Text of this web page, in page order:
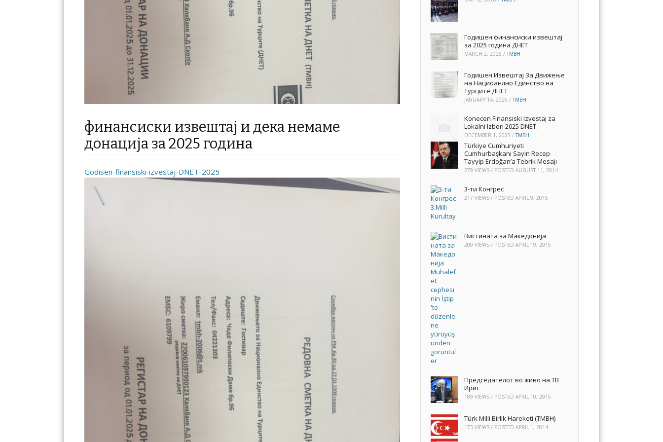
финансиски извештај и дека немаме
донација за 2025 година
Godisen-finansiski-izvestaj-DNET-2025
Годишен финансиски извештај
за 2025 година ДНЕТ
MARCH 2, 2026 /TMBH
Годишен Извештај За Движење
на Нациоанлно Единство на
Турците ДНЕТ
JANUARY 14, 2026 /TMBH
Konecen Finansiski Izvestaj za
Lokalni Izbori 2025 DNET.
DECEMBER 1, 2025 /TMBH
Türkiye Cumhuriyeti
Cumhurbaşkanı Sayın Recep
Tayyip Erdoğan’a Tebrik Mesajı
279 VIEWS / POSTED AUGUST 11, 2014
3-ти Конгрес
217 VIEWS / POSTED APRIL 9, 2015
Вистината за Македонија
200 VIEWS / POSTED APRIL 19, 2015
Председателот во живо на ТВ
Ирис
189 VIEWS / POSTED APRIL 10, 2015
Türk Milli Birlik Hareketi (TMBH)
173 VIEWS / POSTED APRIL 1, 2014